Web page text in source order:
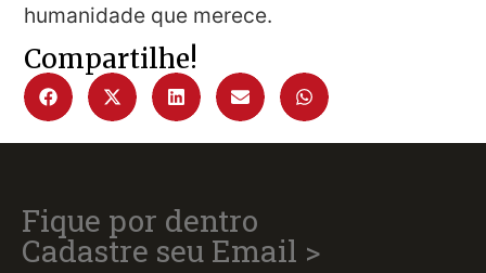
humanidade que merece.
Compartilhe!
Fique por dentro
Cadastre seu Email >